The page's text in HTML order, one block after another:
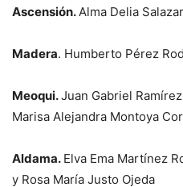
Ascensión.Alma Delia
Madera. Humberto Pérez
Meoqui.Juan Gabriel
Marisa Alejandra Montoya
Aldama. Elva Ema Martínez
y Rosa María Justo Ojeda